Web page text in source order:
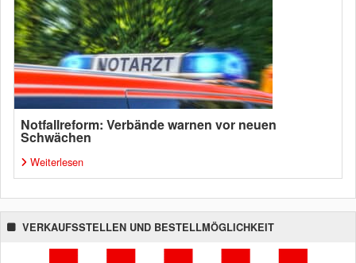
Notfallreform: Verbände warnen vor neuen
Schwächen
Weiterlesen
VERKAUFSSTELLEN UND BESTELLMÖGLICHKEIT